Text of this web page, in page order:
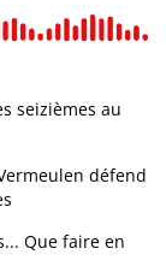
seizièmes au
défend
Que faire en